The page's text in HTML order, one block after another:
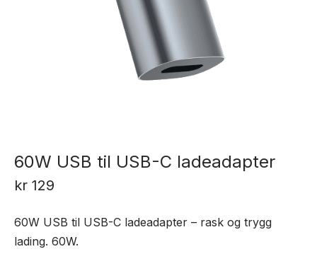
60W USB til USB-C ladeadapter
kr 129
60W USB til USB-C ladeadapter – rask og trygg
lading. 60W.